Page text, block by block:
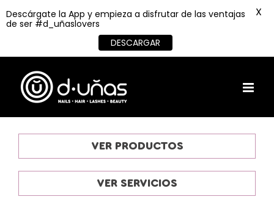
content
VER PRODUCTOS
VER SERVICIOS
Descárgate la App y empieza a disfrutar de las ventajas
de ser #d_uñaslovers
DESCARGAR
X